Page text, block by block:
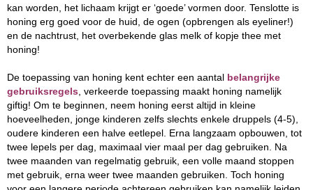
kan worden, het lichaam krijgt er ‘goede’ vormen door. Tenslotte is
honing erg goed voor de huid, de ogen (opbrengen als eyeliner!)
en de nachtrust, het overbekende glas melk of kopje thee met
honing!
De toepassing van honing kent echter een aantal belangrijke
gebruiksregels , verkeerde toepassing maakt honing namelijk
giftig! Om te beginnen, neem honing eerst altijd in kleine
hoeveelheden, jonge kinderen zelfs slechts enkele druppels (4-5),
oudere kinderen een halve eetlepel. Erna langzaam opbouwen, tot
twee lepels per dag, maximaal vier maal per dag gebruiken. Na
twee maanden van regelmatig gebruik, een volle maand stoppen
met gebruik, erna weer twee maanden gebruiken. Toch honing